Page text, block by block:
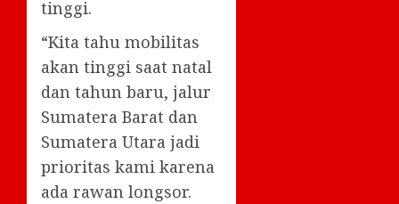
tinggi.
“Kita tahu mobilitas
akan tinggi saat natal
dan tahun baru, jalur
Sumatera Barat dan
Sumatera Utara jadi
prioritas kami karena
ada rawan longsor.